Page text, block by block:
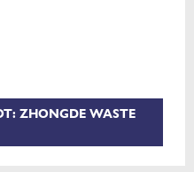
ZHONGDE WASTE